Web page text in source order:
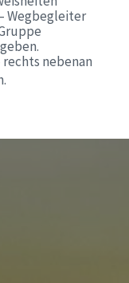
Wegbegleiter
nebenan